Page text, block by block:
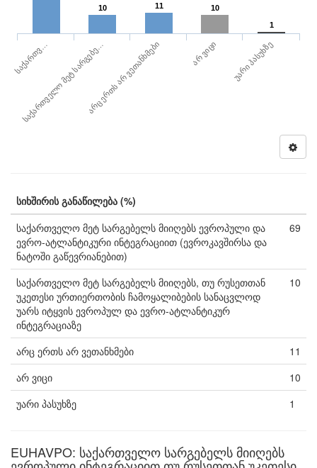
10 11
10
1
საქართვ…
საქართველო მეტ სარგებე…არც ერთს არ ვეთანხმები არ ვიცი უარი პასუხზე
სიხშირის განაწილება (%)
საქართველო მეტ სარგებელს მიიღებს ევროპული და
ევრო-ატლანტიკური ინტეგრაციით (ევროკავშირსა და
ნატოში გაწევრიანებით)
69
საქართველო მეტ სარგებელს მიიღებს, თუ რუსეთთან
უკეთესი ურთიერთობის ჩამოყალიბების სანაცვლოდ
უარს იტყვის ევროპულ და ევრო-ატლანტიკურ
ინტეგრაციაზე
10
არც ერთს არ ვეთანხმები
11
არ ვიცი
10
უარი პასუხზე
1
EUHAVPO: საქართველო სარგებელს მიიღებს